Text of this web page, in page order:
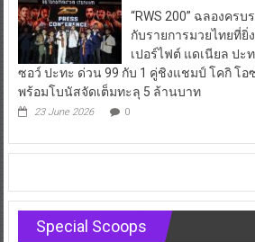
“RWS 200” ฉลองครบ
กับรายการมวยไทยที่
เปอร์ไฟต์ แดเนียล ปะ
ซอว์ ปะทะ ด่วน 99 กับ 1 คู่ชิงแชมป์ โคกิ โ
พร้อมโบนัสจัดเต็มทะลุ 5 ล้านบาท
23 June 2026 0
Special Scoops